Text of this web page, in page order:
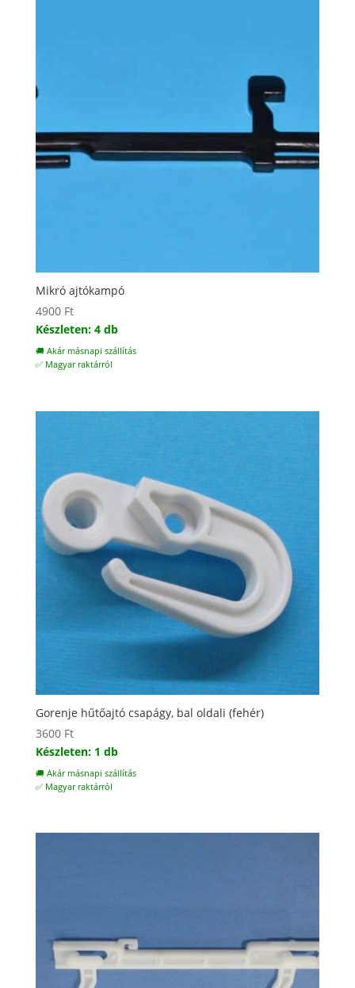
Mikró ajtókampó
4900 Ft
Készleten: 4 db
🚚 Akár másnapi szállítás
✅ Magyar raktárról
Gorenje hűtőajtó csapágy, bal oldali (fehér)
3600 Ft
Készleten: 1 db
🚚 Akár másnapi szállítás
✅ Magyar raktárról